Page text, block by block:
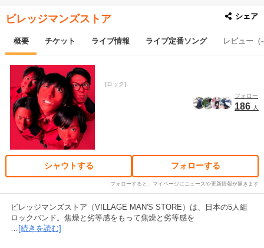
ビレッジマンズストア シェア
概要 チケット ライブ情報 ライブ定番ソング レビュー（
ロック
フォロー
186 人
シャウトする フォローする
フォローすると、マイページにニュースや更新情報が届きます
ビレッジマンズストア（VILLAGE MAN'S STORE）は、日本の5人組
ロックバンド。焦燥と劣等感をもって焦燥と劣等感を
… [続きを読む]